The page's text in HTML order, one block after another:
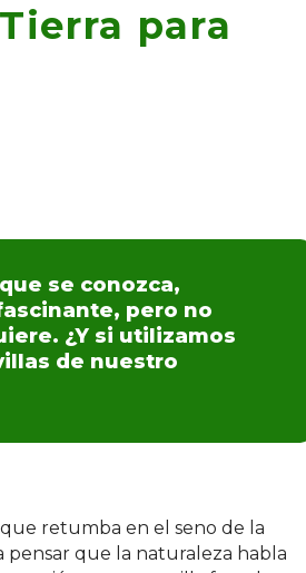
para
se conozca,
pero no
¿Y si utilizamos
de nuestro
retumba en el seno de la
pensar que la naturaleza habla